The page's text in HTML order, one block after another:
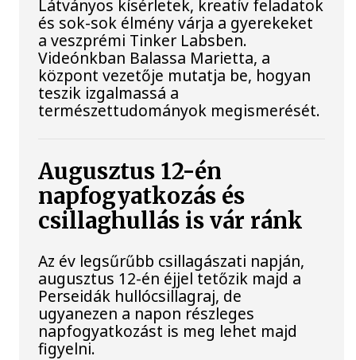
Látványos kísérletek, kreatív feladatok
és sok-sok élmény várja a gyerekeket
a veszprémi Tinker Labsben.
Videónkban Balassa Marietta, a
központ vezetője mutatja be, hogyan
teszik izgalmassá a
természettudományok megismerését.
Augusztus 12-én
napfogyatkozás és
csillaghullás is vár ránk
Az év legsűrűbb csillagászati napján,
augusztus 12-én éjjel tetőzik majd a
Perseidák hullócsillagraj, de
ugyanezen a napon részleges
napfogyatkozást is meg lehet majd
figyelni.